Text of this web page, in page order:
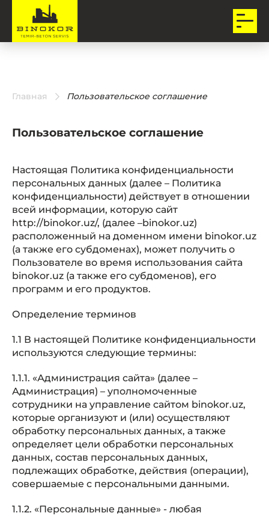
Главная Пользовательское соглашение
Пользовательское соглашение
Настоящая Политика конфиденциальности
персональных данных (далее – Политика
конфиденциальности) действует в отношении
всей информации, которую сайт
http://binokor.uz/, (далее –binokor.uz)
расположенный на доменном имени binokor.uz
(а также его субдоменах), может получить о
Пользователе во время использования сайта
binokor.uz (а также его субдоменов), его
программ и его продуктов.
Определение терминов
1.1 В настоящей Политике конфиденциальности
используются следующие термины:
1.1.1. «Администрация сайта» (далее –
Администрация) – уполномоченные
сотрудники на управление сайтом binokor.uz,
которые организуют и (или) осуществляют
обработку персональных данных, а также
определяет цели обработки персональных
данных, состав персональных данных,
подлежащих обработке, действия (операции),
совершаемые с персональными данными.
1.1.2. «Персональные данные» - любая